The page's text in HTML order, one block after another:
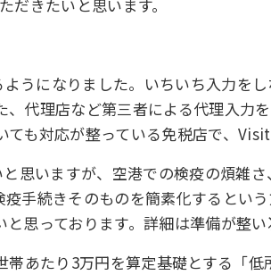
きたいと思います。
うになりました。いちいち入力を
代理店など第三者による代理入力
も対応が整っている免税店で、
いますが、空港での検疫の煩雑
手続きそのものを簡素化するとい
思っております。詳細は準備が整
あたり3万円を算定基礎とする「